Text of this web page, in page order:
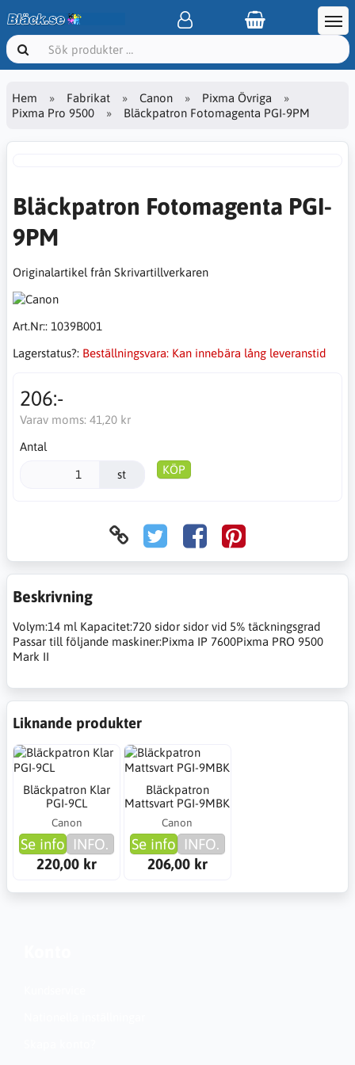
Hem Fabrikat Canon
Pixma Övriga
Pixma Pro 9500
Bläckpatron Fotomagenta PGI-9PM
Bläckpatron Fotomagenta PGI-
9PM
Originalartikel från Skrivartillverkaren
Art.Nr:: 1039B001
Lagerstatus?: Beställningsvara: Kan innebära lång leveranstid
206:-
Varav moms: 41,20 kr
Antal
st KÖP
Beskrivning
Volym:14 ml Kapacitet:720 sidor sidor vid 5% täckningsgrad
Passar till följande maskiner:Pixma IP 7600Pixma PRO 9500
Mark II
Liknande produkter
Bläckpatron Klar
PGI-9CL
Canon
Se info INFO.
220,00 kr
Bläckpatron
Mattsvart PGI-9MBK
Canon
Se info INFO.
206,00 kr